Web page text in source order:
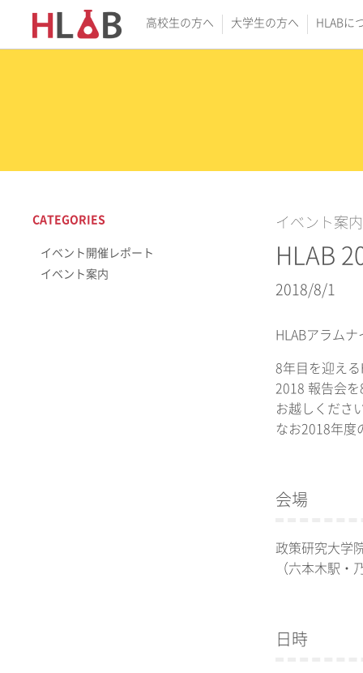
高校生の方へ 大学生の方へ HLABに
イベント案内
HLAB
2018/8/1
HLABアラム
8年目を迎え
2018 報告会
お越しくださ
なお2018年度
会場
政策研究大学
（六本木駅・
日時
CATEGORIES
イベント開催レポート
イベント案内